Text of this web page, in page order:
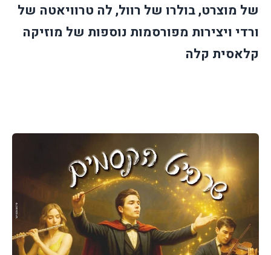
של מוצרט, בולרו של רוול, לה טרוויאטה של
ורדי ויצירות מפורסמות נוספות של מוזיקה
קלאסית קלה